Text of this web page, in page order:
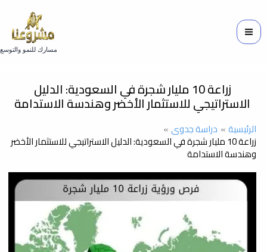
مسارك للنمو والتوسع
زراعة 10 مليار شجرة في السعودية: الدليل
الاستراتيجي للاستثمار الأخضر وهندسة الاستدامة
الرئيسية دراسة جدوى
زراعة 10 مليار شجرة في السعودية: الدليل الاستراتيجي للاستثمار الأخضر
وهندسة الاستدامة